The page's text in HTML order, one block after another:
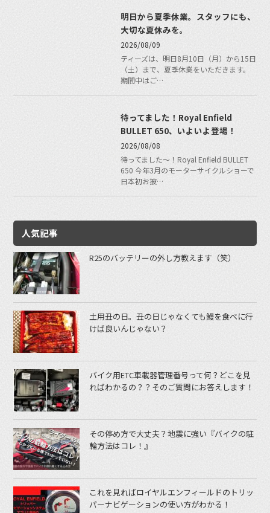
明日から夏季休業。スタッフにも、
大切な夏休みを。
2026/08/09
ティーズは、明日8月10日（月）から15日
（土）まで、夏季休業をいただきます。
期間中はご…
待ってました！Royal Enfield
BULLET 650、いよいよ登場！
2026/08/08
待ってました〜！Royal Enfield BULLET
650 今年3月のモーターサイクルショーで
日本初お披…
人気記事
R25のバッテリーの外し方教えます（笑）
土用丑の日。丑の日じゃなくても鰻を食べに行
けば良いんじゃない？
バイク用ETC車載器管理番号って何？どこを見
ればわかるの？？そのご質問にお答えします！
その停め方で大丈夫？地震に強い『バイクの駐
輪方法はコレ！』
これを見ればロイヤルエンフィールドのトリッ
パーナビゲーションの使い方がわかる！